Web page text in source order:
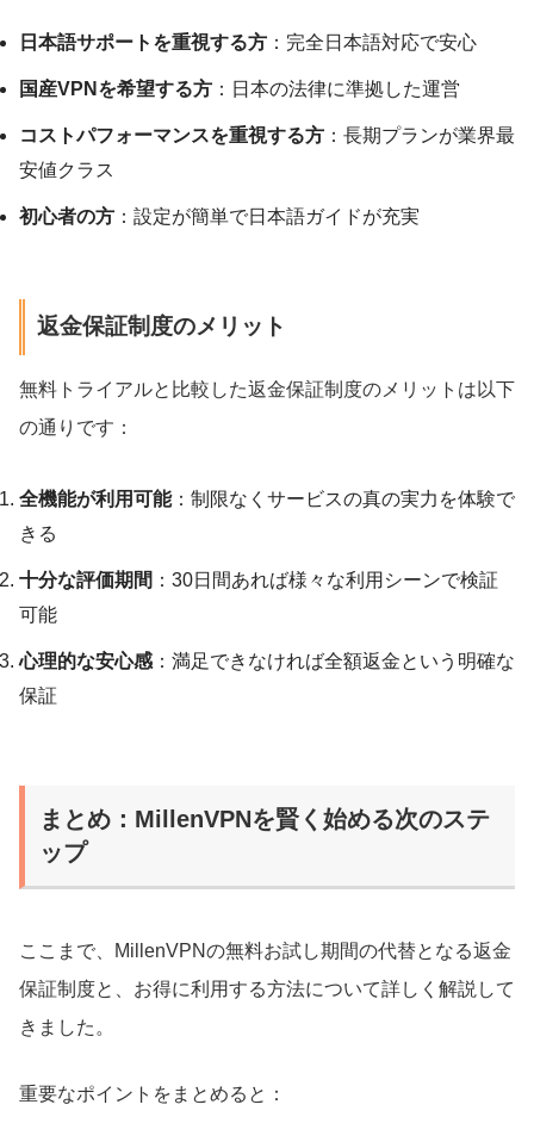
日本語サポートを重視する方 ：完全日本語対応で安心
国産VPNを希望する方 ：日本の法律に準拠した運営
コストパフォーマンスを重視する方 ：長期プランが業界最
安値クラス
初心者の方 ：設定が簡単で日本語ガイドが充実
返金保証制度のメリット
無料トライアルと比較した返金保証制度のメリットは以下
の通りです：
全機能が利用可能：制限なくサービスの真の実力を体験で
きる
十分な評価期間 ：30日間あれば様々な利用シーンで検証
可能
心理的な安心感：満足できなければ全額返金という明確な
保証
まとめ：MillenVPNを賢く始める次のステ
ップ
ここまで、MillenVPNの無料お試し期間の代替となる返金
保証制度と、お得に利用する方法について詳しく解説して
きました。
重要なポイントをまとめると：